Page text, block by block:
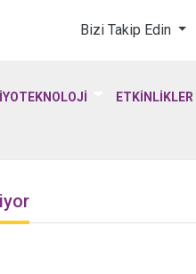
Bizi Takip Edin
ETKİNLİKLER